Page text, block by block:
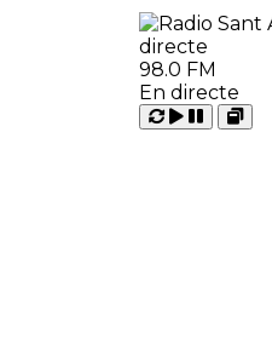
98.0 FM
En directe
Carregant
Reproduir
Pausar
Open